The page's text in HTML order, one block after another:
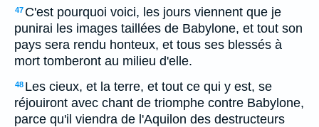
47 C'est pourquoi voici, les jours viennent que je
punirai les images taillées de Babylone, et tout son
pays sera rendu honteux, et tous ses blessés à
mort tomberont au milieu d'elle.
48 Les cieux, et la terre, et tout ce qui y est, se
réjouiront avec chant de triomphe contre Babylone,
parce qu'il viendra de l'Aquilon des destructeurs